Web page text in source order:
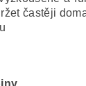
častěji